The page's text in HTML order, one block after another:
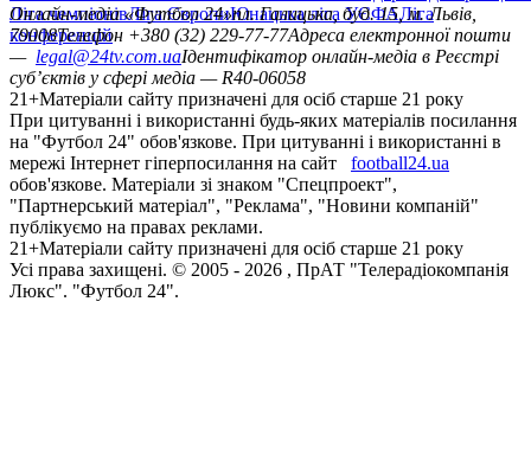
Ліга чемпіонівЛіга ЄвропиЮнацька ліга УЄФАЛіга
конференцій
Онлайн-медіа «Футбол 24»пл. Галицька, буд. 15, м. Львів,
79008Телефон +380 (32) 229-77-77Адреса електронної пошти
— legal@24tv.com.uaІдентифікатор онлайн-медіа в Реєстрі
суб’єктів у сфері медіа — R40-06058
21+Матеріали сайту призначені для осіб старше 21 року
При цитуванні і використанні будь-яких матеріалів посилання
на "Футбол 24" обов'язкове. При цитуванні і використанні в
мережі Інтернет гіперпосилання на сайт
football24.ua
обов'язкове. Матеріали зі знаком "Спецпроект",
"Партнерський матеріал", "Реклама", "Новини компаній"
публікуємо на правах реклами.
21+Матеріали сайту призначені для осіб старше 21 року
Усi права захищенi. © 2005 - 2026 , ПрАТ "Телерадіокомпанія
Люкс". "Футбол 24".